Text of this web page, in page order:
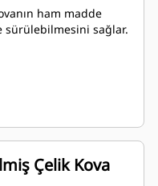
ham madde
sürülebilmesini sağlar.
Çelik Kova